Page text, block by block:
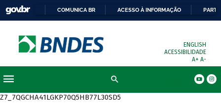
COMUNICA BR ACESSO À INFORMAÇÃO
ENGLISH
ACESSIBILIDADE
A+ A-
Z7_7QGCHA41LGKP70Q5HB77L30SD5